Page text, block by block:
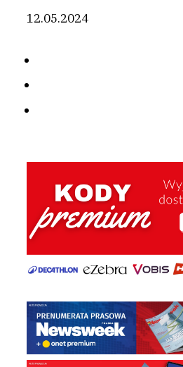
12.05.2024